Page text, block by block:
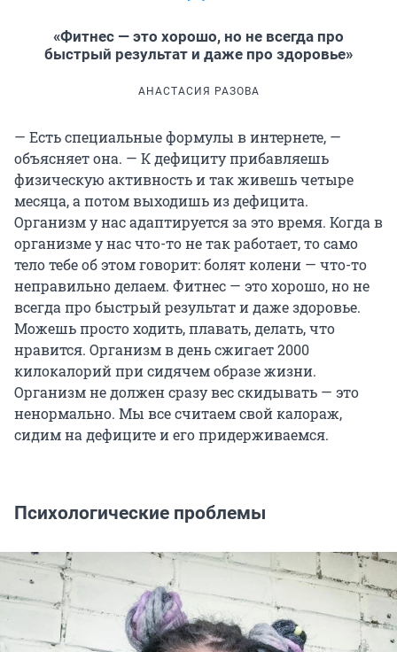
«Фитнес — это хорошо, но не всегда про
быстрый результат и даже про здоровье»
АНАСТАСИЯ РАЗОВА
— Есть специальные формулы в интернете, —
объясняет она. — К дефициту прибавляешь
физическую активность и так живешь четыре
месяца, а потом выходишь из дефицита.
Организм у нас адаптируется за это время. Когда в
организме у нас что-то не так работает, то само
тело тебе об этом говорит: болят колени — что-то
неправильно делаем. Фитнес — это хорошо, но не
всегда про быстрый результат и даже здоровье.
Можешь просто ходить, плавать, делать, что
нравится. Организм в день сжигает 2000
килокалорий при сидячем образе жизни.
Организм не должен сразу вес скидывать — это
ненормально. Мы все считаем свой калораж,
сидим на дефиците и его придерживаемся.
Психологические проблемы